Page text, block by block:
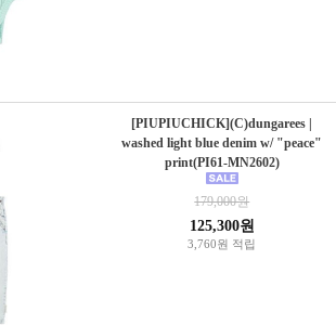
[PIUPIUCHICK](C)dungarees |
washed light blue denim w/ "peace"
print(PI61-MN2602)
179,000원
125,300원
3,760원 적립